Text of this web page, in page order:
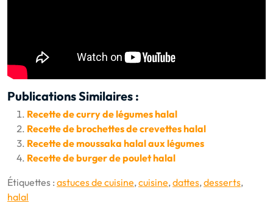
Publications Similaires :
Recette de curry de légumes halal
Recette de brochettes de crevettes halal
Recette de moussaka halal aux légumes
Recette de burger de poulet halal
Étiquettes : astuces de cuisine, cuisine, dattes, desserts,
halal